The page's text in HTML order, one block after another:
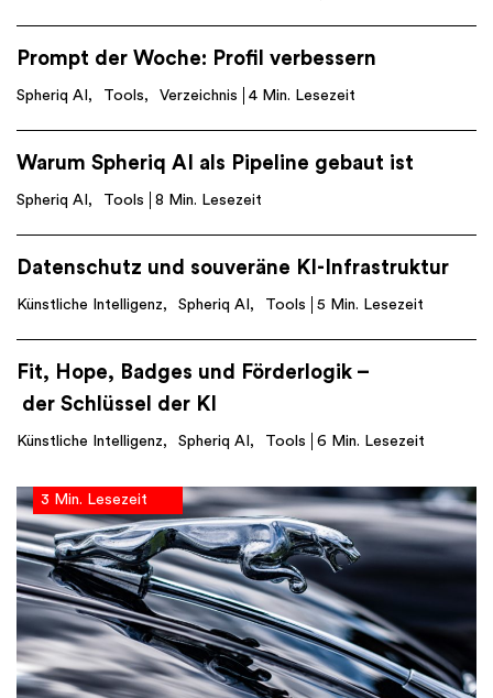
Prompt der Woche: Profil verbessern
Spheriq AI Tools Verzeichnis 4 Min. Lesezeit
Warum Spheriq AI als Pipeline gebaut ist
Spheriq AI Tools 8 Min. Lesezeit
Datenschutz und souveräne KI-Infrastruktur
Künstliche Intelligenz Spheriq AI Tools 5 Min. Lesezeit
Fit, Hope, Badges und Förderlogik –
der Schlüssel der KI
Künstliche Intelligenz Spheriq AI Tools 6 Min. Lesezeit
3 Min. Lesezeit